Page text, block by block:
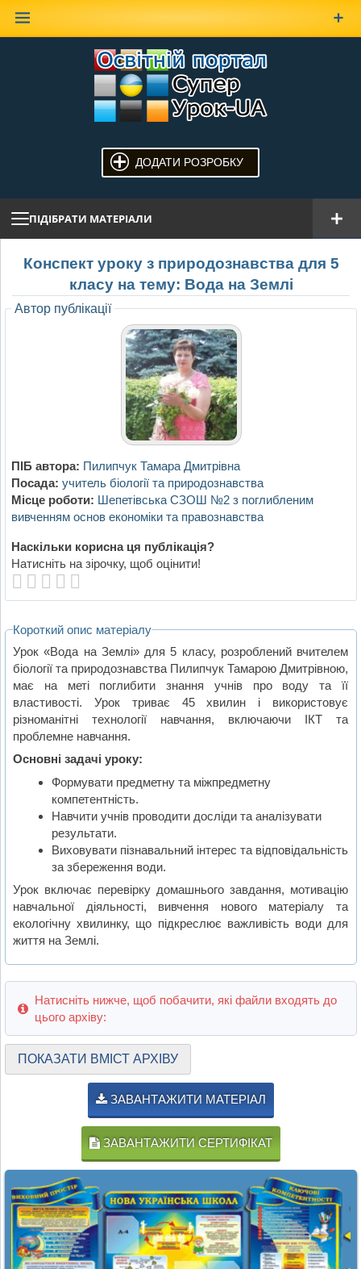
ДОДАТИ РОЗРОБКУ
ПІДІБРАТИ МАТЕРІАЛИ
Конспект уроку з природознавства для 5
класу на тему: Вода на Землі
Автор публікації
ПІБ автора: Пилипчук Тамара Дмитрівна
Посада: учитель біології та природознавства
Місце роботи: Шепетівська СЗОШ №2 з поглибленим
вивченням основ економіки та правознавства
Наскільки корисна ця публікація?
Натисніть на зірочку, щоб оцінити!
Короткий опис матеріалу
Урок «Вода на Землі» для 5 класу, розроблений вчителем
біології та природознавства Пилипчук Тамарою Дмитрівною,
має на меті поглибити знання учнів про воду та її
властивості. Урок триває 45 хвилин і використовує
різноманітні технології навчання, включаючи ІКТ та
проблемне навчання.
Основні задачі уроку:
Формувати предметну та міжпредметну
компетентність.
Навчити учнів проводити досліди та аналізувати
результати.
Виховувати пізнавальний інтерес та відповідальність
за збереження води.
Урок включає перевірку домашнього завдання, мотивацію
навчальної діяльності, вивчення нового матеріалу та
екологічну хвилинку, що підкреслює важливість води для
життя на Землі.
Натисніть нижче, щоб побачити, які файли входять до
цього архіву:
ПОКАЗАТИ ВМІСТ АРХІВУ
ЗАВАНТАЖИТИ МАТЕРІАЛ
ЗАВАНТАЖИТИ СЕРТИФІКАТ